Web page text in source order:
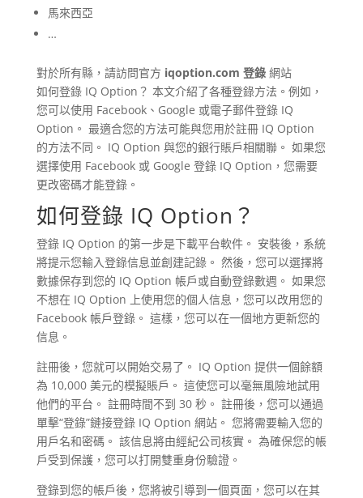
馬來西亞
…
對於所有縣，請訪問官方 iqoption.com 登錄網站
如何登錄 IQ Option？ 本文介紹了各種登錄方法。例如，
您可以使用 Facebook、Google 或電子郵件登錄 IQ
Option。 最適合您的方法可能與您用於註冊 IQ Option
的方法不同。 IQ Option 與您的銀行賬戶相關聯。 如果您
選擇使用 Facebook 或 Google 登錄 IQ Option，您需要
更改密碼才能登錄。
如何登錄 IQ Option？
登錄 IQ Option 的第一步是下載平台軟件。 安裝後，系統
將提示您輸入登錄信息並創建記錄。 然後，您可以選擇將
數據保存到您的 IQ Option 帳戶或自動登錄數週。 如果您
不想在 IQ Option 上使用您的個人信息，您可以改用您的
Facebook 帳戶登錄。 這樣，您可以在一個地方更新您的
信息。
註冊後，您就可以開始交易了。 IQ Option 提供一個餘額
為 10,000 美元的模擬賬戶。 這使您可以毫無風險地試用
他們的平台。 註冊時間不到 30 秒。 註冊後，您可以通過
單擊“登錄”鏈接登錄 IQ Option 網站。 您將需要輸入您的
用戶名和密碼。 該信息將由經紀公司核實。 為確保您的帳
戶受到保護，您可以打開雙重身份驗證。
登錄到您的帳戶後，您將被引導到一個頁面，您可以在其